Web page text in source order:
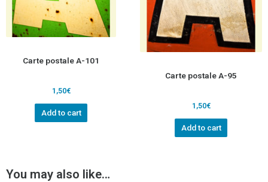
Carte postale A-101
1,50€
Add to cart
Carte postale A-95
1,50€
Add to cart
You may also like…